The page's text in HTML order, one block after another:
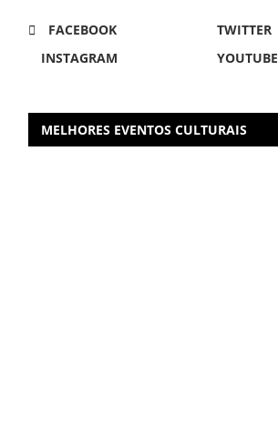
FACEBOOK
TWITTER
INSTAGRAM
YOUTUBE
MELHORES EVENTOS CULTURAIS